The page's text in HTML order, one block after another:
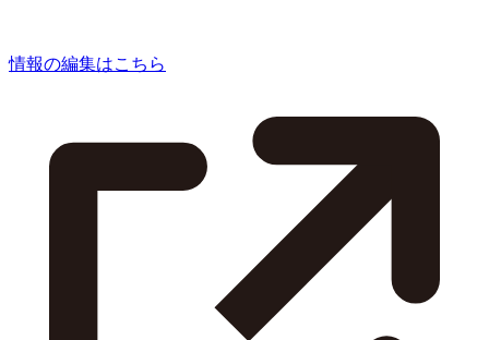
情報の編集はこちら